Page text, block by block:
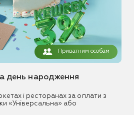
Приватним особам
день народження
і ресторанах за оплати з
«Універсальна» або